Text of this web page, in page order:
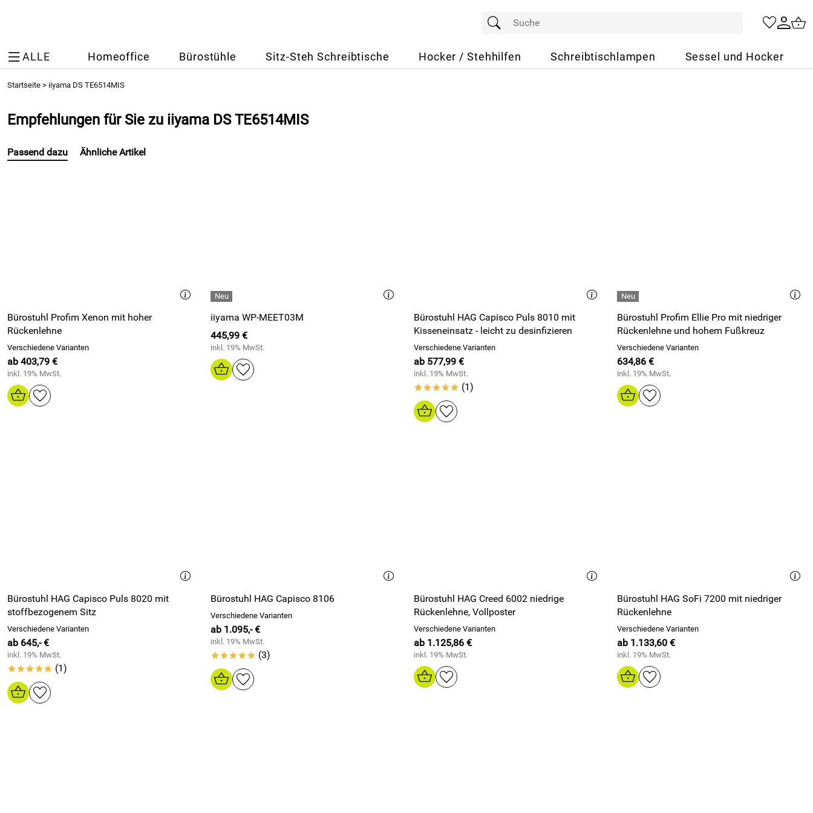
ALLE Homeoffice Bürostühle Sitz-Steh Schreibtische Hocker / Stehhilfen Schreibtischlampen Sessel und Hocker
Startseite > iiyama DS TE6514MIS
Empfehlungen für Sie zu iiyama DS TE6514MIS
Passend dazu
Bürostuhl Profim Xenon mit hoher
Rückenlehne
Verschiedene Varianten
ab 403,79 €
inkl. 19% MwSt.
iiyama WP-MEET03M
445,99 €
inkl. 19% MwSt.
Bürostuhl HAG Capisco Puls 8010 mit
Kisseneinsatz - leicht zu desinfizieren
Verschiedene Varianten
ab 577,99 €
inkl. 19% MwSt.
***** (1)
Bürostuhl Profim Ellie Pro mit niedriger
Rückenlehne und hohem Fußkreuz
Verschiedene Varianten
634,86 €
inkl. 19% MwSt.
Bürostuhl HAG Capisco Puls 8020 mit
stoffbezogenem Sitz
Verschiedene Varianten
ab 645,- €
inkl. 19% MwSt.
***** (1)
Bürostuhl HAG Capisco 8106
Verschiedene Varianten
ab 1.095,- €
inkl. 19% MwSt.
***** (3)
Bürostuhl HAG Creed 6002 niedrige
Rückenlehne, Vollposter
Verschiedene Varianten
ab 1.125,86 €
inkl. 19% MwSt.
Bürostuhl HAG SoFi 7200 mit niedriger
Rückenlehne
Verschiedene Varianten
ab 1.133,60 €
inkl. 19% MwSt.
Ähnliche Artikel